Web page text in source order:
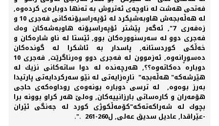
فەتحی هەشت لە ناوچەی ئەتروش بە تەنها دوبارەی كردەوە,
لە هەڵەبجەش هاوبەشیكرد لە ئۆپەراسیۆنەكانی فەجری 10 و
زەفەری 7", ئەگەر پێشتر ئۆپەراسیۆنە هاوبەشەكان وەك
فەجری دوو لە سەرسنوورەكان بوو, ئێستا لە ناو شارەكان و
خەڵكی كوردستانە, پاسدار بە ئاشكرا لە گوندەكان
دەسوڕانەوە, ئەزموون لە فەجری دوو وەرناگرێت, فەجری 10
دوبارە دەكاتەوە؟؟, هەرچەندە لە دوا ساتەكانی نزیك لە
هێرشەكە" هەڵەبجە" ناڕەزایەتی لە نێو سەركردایەتی پارتیدا
بەرز بوەوە, لە ترسی دوبارە بونەوەی روداوەكەی حاجی
هۆمەران و كارەساتی بارزانییەكان, وەلێ هەر كراو بوونە برا
بچوك لە شەراكەتەكە"كۆمەڵكوژی كورد لە جەنگی ئێران
-عێراقدا, عادیل سدیق عەلی, ل260-261 .".